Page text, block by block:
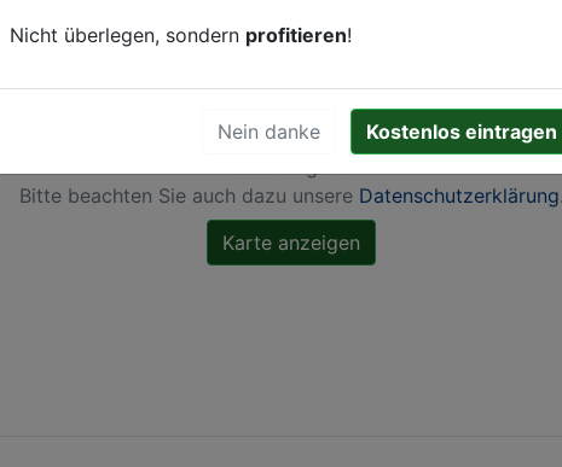
Durch Aktivierung dieser Karte werden von Google Maps
IP-Adresse gespeichert
und Daten in die USA
Bitte beachten Sie auch dazu unsere Datenschutzerklärung.
Nicht überlegen, sondern profitieren!
Nein danke Kostenlos eintragen